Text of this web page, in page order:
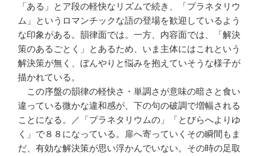
「ある」とア段の軽快なリズムで続き、「プラネタリウ
ム」というロマンチックな語の登場を歓迎しているよう
な印象がある。韻律面では。一方、内容面では、「解決
策のあるごとく」とあるため、いま主体にはこれという
解決策が無く、ぼんやりと悩みを抱えていそうな様子が
描かれている。
この序盤の韻律の軽快さ・単調さが意味の暗さと食い
違っている微かな違和感が、下の句の破調で増幅される
ことになる。／「プラネタリウムの」「とびらへよりゆ
く」で８８になっている。扉へ寄っていくその瞬間もま
だ、有効な解決策が思い浮かんでいない。その時の足取